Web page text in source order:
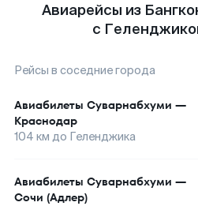
Авиарейсы из
с
Рейсы в соседние города
Авиабилеты Суварнабхуми —
Краснодар
104 км до Геленджика
Авиабилеты Суварнабхуми —
Сочи (Адлер)